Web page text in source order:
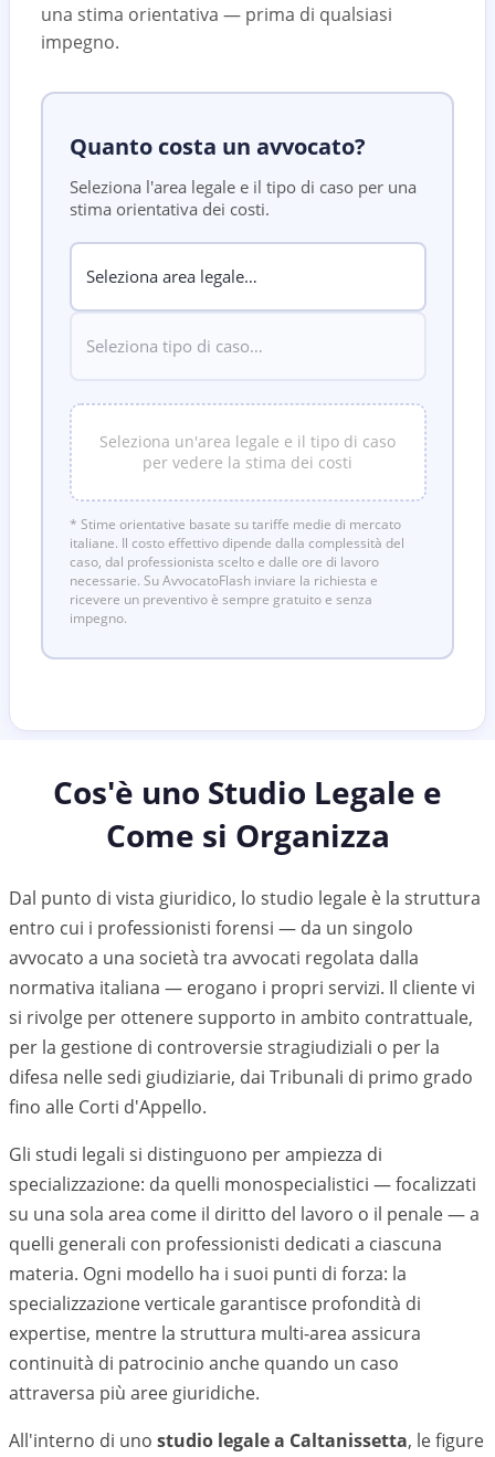
una stima orientativa — prima di qualsiasi
impegno.
Quanto costa un avvocato?
Seleziona l'area legale e il tipo di caso per una
stima orientativa dei costi.
Seleziona un'area legale e il tipo di caso
per vedere la stima dei costi
* Stime orientative basate su tariffe medie di mercato
italiane. Il costo effettivo dipende dalla complessità del
caso, dal professionista scelto e dalle ore di lavoro
necessarie. Su AvvocatoFlash inviare la richiesta e
ricevere un preventivo è sempre gratuito e senza
impegno.
Cos'è uno Studio Legale e
Come si Organizza
Dal punto di vista giuridico, lo studio legale è la struttura
entro cui i professionisti forensi — da un singolo
avvocato a una società tra avvocati regolata dalla
normativa italiana — erogano i propri servizi. Il cliente vi
si rivolge per ottenere supporto in ambito contrattuale,
per la gestione di controversie stragiudiziali o per la
difesa nelle sedi giudiziarie, dai Tribunali di primo grado
fino alle Corti d'Appello.
Gli studi legali si distinguono per ampiezza di
specializzazione: da quelli monospecialistici — focalizzati
su una sola area come il diritto del lavoro o il penale — a
quelli generali con professionisti dedicati a ciascuna
materia. Ogni modello ha i suoi punti di forza: la
specializzazione verticale garantisce profondità di
expertise, mentre la struttura multi-area assicura
continuità di patrocinio anche quando un caso
attraversa più aree giuridiche.
All'interno di uno studio legale a Caltanissetta, le figure